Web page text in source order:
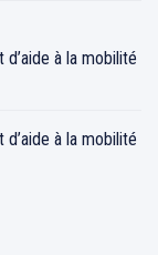
à la mobilité
à la mobilité